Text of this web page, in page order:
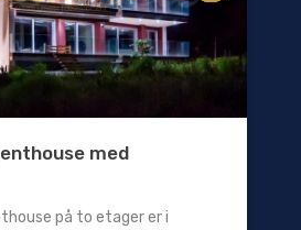
med
på to etager er i